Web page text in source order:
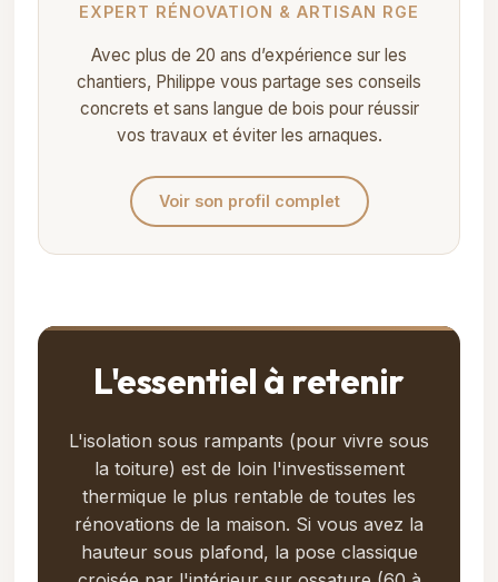
EXPERT RÉNOVATION & ARTISAN RGE
Avec plus de 20 ans d’expérience sur les
chantiers, Philippe vous partage ses conseils
concrets et sans langue de bois pour réussir
vos travaux et éviter les arnaques.
Voir son profil complet
L'essentiel à retenir
L'isolation sous rampants (pour vivre sous
la toiture) est de loin l'investissement
thermique le plus rentable de toutes les
rénovations de la maison. Si vous avez la
hauteur sous plafond, la pose classique